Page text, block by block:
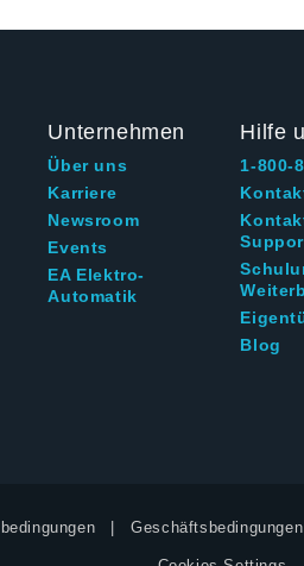
Unternehmen
Über uns
Karriere
Newsroom
Events
EA Elektro-
Automatik
Hilfe
1-800-
Blog
Geschäftsbedingungen